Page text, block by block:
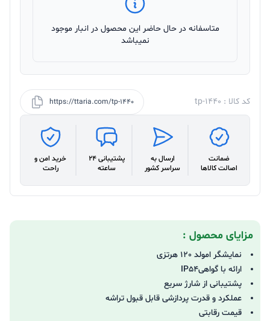
متاسفانه در حال حاضر این محصول در انبار موجود
نمیباشد
کد کالا : tp-1440 https://ttaria.com/tp-1440
ضمانت
اصالت کالاها
ارسال به
سراسر کشور
پشتیبانی 24
ساعته
خرید امن و
راحت
مزایای محصول :
نمایشگر امولد 120 هرتزی
ارائه با گواهیIP54
پشتیبانی از شارژ سریع
عملکرد و قدرت پردازشی قابل قبول تراشه
قیمت رقابتی